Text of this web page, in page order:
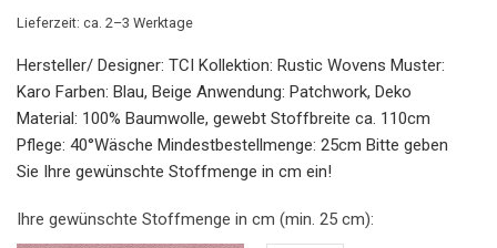
Lieferzeit: ca. 2–3 Werktage
Hersteller/ Designer: TCI Kollektion: Rustic Wovens Muster:
Karo Farben: Blau, Beige Anwendung: Patchwork, Deko
Material: 100% Baumwolle, gewebt Stoffbreite ca. 110cm
Pflege: 40°Wäsche Mindestbestellmenge: 25cm Bitte geben
Sie Ihre gewünschte Stoffmenge in cm ein!
Ihre gewünschte Stoffmenge in cm (min. 25 cm):